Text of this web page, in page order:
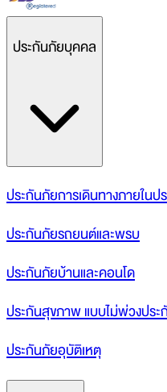
ประกันภัยบุคคล
ประกันภัยการเดินทางภายในป
ประกันภัยรถยนต์และพรบ
ประกันภัยบ้านและคอนโด
ประกันสุขภาพ แบบไม่พ่วงปร
ประกันภัยอุบัติเหตุ